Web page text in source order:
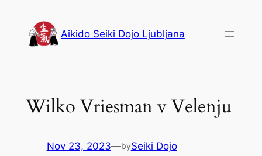
content
Aikido Seiki Dojo Ljubljana
Wilko Vriesman v Velenju
Nov 23, 2023—bySeiki Dojo